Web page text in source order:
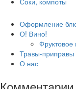
Оформление
О! Вино!
Фруктовое
Травы-приправы
О нас